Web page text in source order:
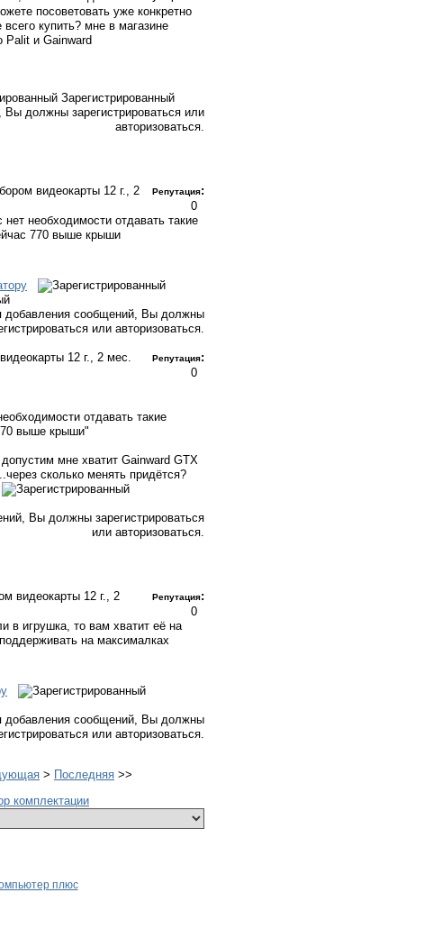
посоветовать уже конкретно
купить? мне в магазине
и Gainward
Зарегистрированный
должны зарегистрироваться или
авторизоваться.
видеокарты 12 г., 2
Репутация:
0
необходимости отдавать такие
770 выше крыши
добавления сообщений, Вы должны
или авторизоваться.
12 г., 2 мес.
Репутация:
0
отдавать такие
выше крыши"
мне хватит Gainward GTX
сколько менять придётся?
Вы должны зарегистрироваться
или авторизоваться.
видеокарты 12 г., 2
Репутация:
0
в игрушка, то вам хватит её на
на максималках
добавления сообщений, Вы должны
или авторизоваться.
> Последняя >>
комплектации
плюс